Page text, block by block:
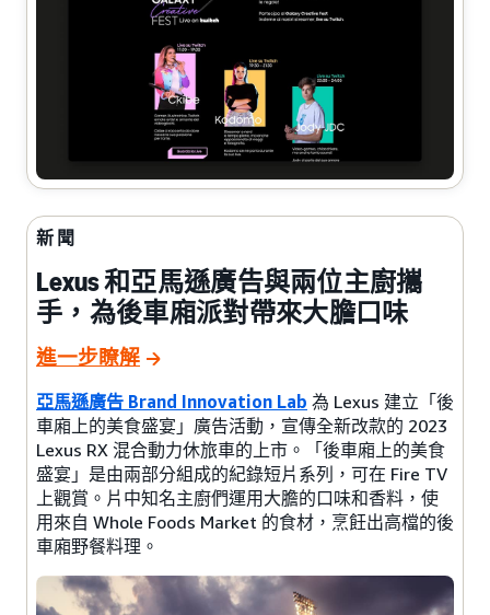
新聞
Lexus 和亞馬遜廣告與兩位主廚攜
手，為後車廂派對帶來大膽口味
進一步瞭解
亞馬遜廣告 Brand Innovation Lab 為 Lexus 建立「後
車廂上的美食盛宴」廣告活動，宣傳全新改款的 2023
Lexus RX 混合動力休旅車的上市。「後車廂上的美食
盛宴」是由兩部分組成的紀錄短片系列，可在 Fire TV
上觀賞。片中知名主廚們運用大膽的口味和香料，使
用來自 Whole Foods Market 的食材，烹飪出高檔的後
車廂野餐料理。